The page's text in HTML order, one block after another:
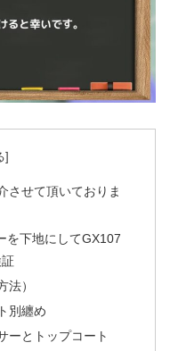
させて頂いておりま
を下地にしてGX107
法）
別纏め
ーとトップコート